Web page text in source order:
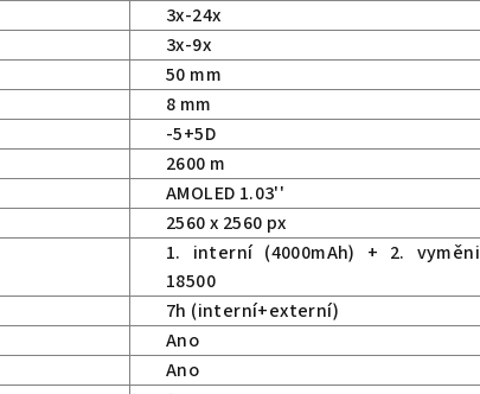
3x-24x
3x-9x
50 mm
8 mm
-5+5D
2600 m
AMOLED 1.03''
2560 x 2560 px
1. interní (4000mAh) + 2.
18500
7h (interní+externí)
Ano
Ano